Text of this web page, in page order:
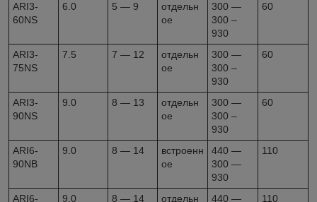
ARI3-
60NS
6.0 5 — 9
отдельн
ое
300 —
300 –
930
60
ARI3-
75NS
7.5 7 — 12
отдельн
ое
300 —
300 –
930
60
ARI3-
90NS
9.0 8 — 13
отдельн
ое
300 —
300 –
930
60
ARI6-
90NB
9.0 8 — 14
встроенн
ое
440 —
300 —
930
110
ARI6-
9.0 8 — 14
отдельн
440 —
110